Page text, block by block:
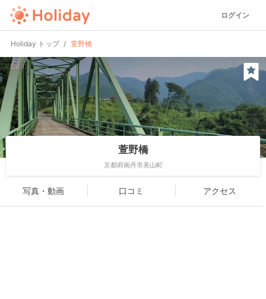
ログイン
Holiday トップ 萱野橋
萱野橋
京都府南丹市美山町
写真・動画 口コミ アクセス